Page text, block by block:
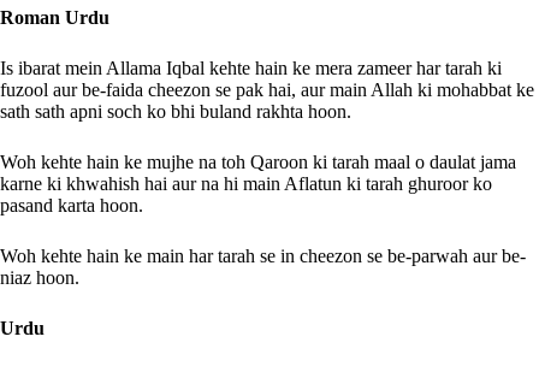
Roman Urdu
Is ibarat mein Allama Iqbal kehte hain ke mera zameer har tarah ki
fuzool aur be-faida cheezon se pak hai, aur main Allah ki mohabbat ke
sath sath apni soch ko bhi buland rakhta hoon.
Woh kehte hain ke mujhe na toh Qaroon ki tarah maal o daulat jama
karne ki khwahish hai aur na hi main Aflatun ki tarah ghuroor ko
pasand karta hoon.
Woh kehte hain ke main har tarah se in cheezon se be-parwah aur be-
niaz hoon.
Urdu